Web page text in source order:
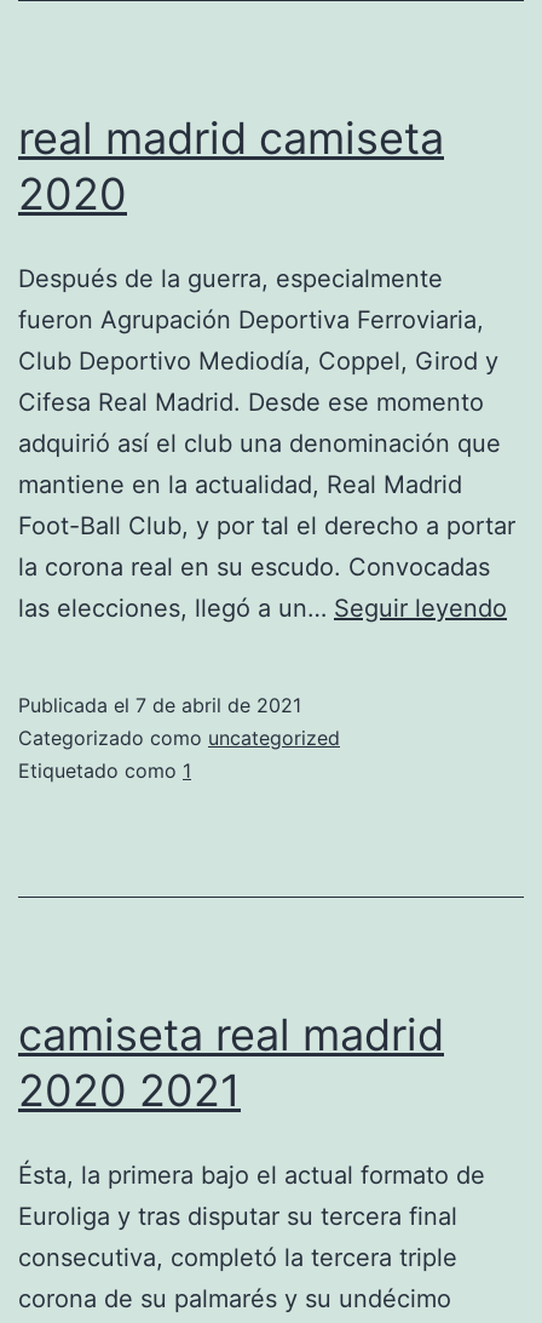
real madrid camiseta
2020
Después de la guerra, especialmente
fueron Agrupación Deportiva Ferroviaria,
Club Deportivo Mediodía, Coppel, Girod y
Cifesa Real Madrid. Desde ese momento
adquirió así el club una denominación que
mantiene en la actualidad, Real Madrid
Foot-Ball Club, y por tal el derecho a portar
la corona real en su escudo. Convocadas
las elecciones, llegó a un… Seguir leyendo
Publicada el 7 de abril de 2021
Categorizado como uncategorized
Etiquetado como 1
camiseta real madrid
2020 2021
Ésta, la primera bajo el actual formato de
Euroliga y tras disputar su tercera final
consecutiva, completó la tercera triple
corona de su palmarés y su undécimo